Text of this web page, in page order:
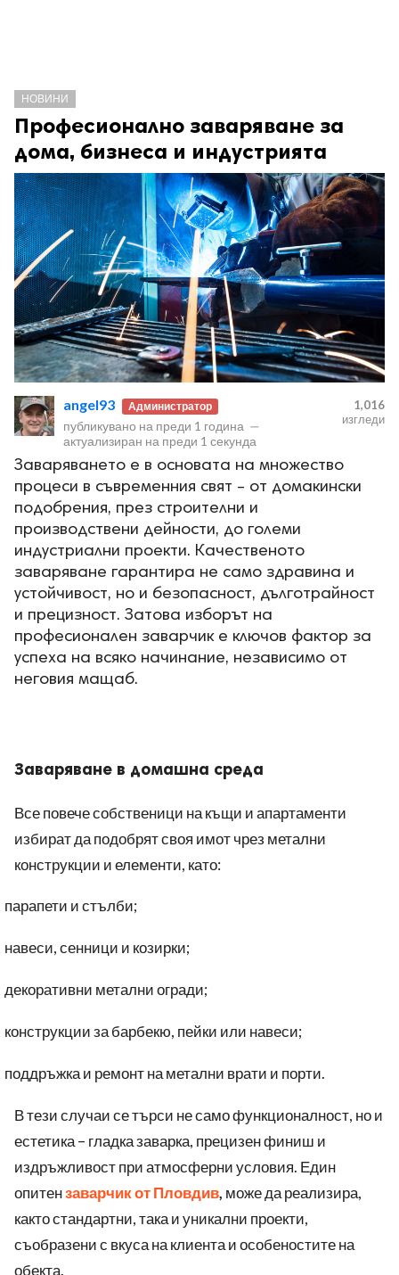
НОВИНИ
Професионално заваряване за
дома, бизнеса и индустрията
angel93 Администратор
публикувано на преди 1 година —
актуализиран на преди 1 секунда
1,016
изгледи
Заваряването е в основата на множество
процеси в съвременния свят – от домакински
подобрения, през строителни и
производствени дейности, до големи
индустриални проекти. Качественото
заваряване гарантира не само здравина и
устойчивост, но и безопасност, дълготрайност
и прецизност. Затова изборът на
професионален заварчик е ключов фактор за
успеха на всяко начинание, независимо от
неговия мащаб.
Заваряване в домашна среда
Все повече собственици на къщи и апартаменти
избират да подобрят своя имот чрез метални
конструкции и елементи, като:
парапети и стълби;
навеси, сенници и козирки;
декоративни метални огради;
конструкции за барбекю, пейки или навеси;
поддръжка и ремонт на метални врати и порти.
В тези случаи се търси не само функционалност, но и
естетика – гладка заварка, прецизен финиш и
издръжливост при атмосферни условия. Един
опитензаварчик от Пловдив, може да реализира,
както стандартни, така и уникални проекти,
съобразени с вкуса на клиента и особеностите на
обекта.